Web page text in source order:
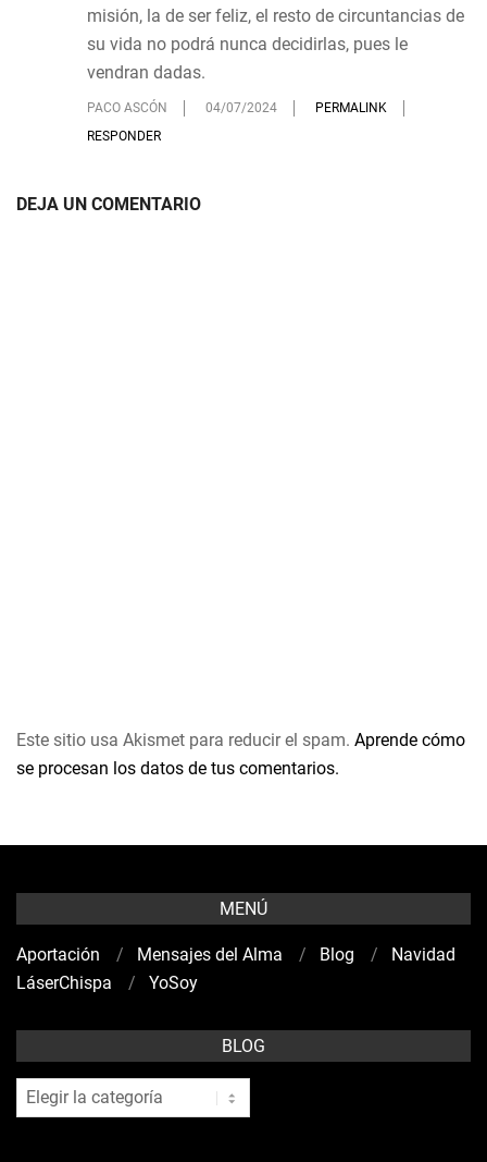
misión, la de ser feliz, el resto de circuntancias de
su vida no podrá nunca decidirlas, pues le
vendran dadas.
PACO ASCÓN 04/07/2024
PERMALINK
RESPONDER
DEJA UN COMENTARIO
Este sitio usa Akismet para reducir el spam. Aprende cómo
se procesan los datos de tus comentarios.
MENÚ
Aportación Mensajes del Alma Blog
Navidad
LáserChispa
YoSoy
BLOG
blog